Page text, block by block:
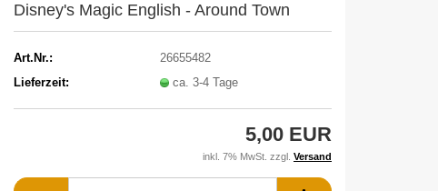
Disney's Magic English - Around Town
Art.Nr.:
26655482
Lieferzeit:
ca. 3-4 Tage
5,00 EUR
inkl. 7% MwSt. zzgl. Versand